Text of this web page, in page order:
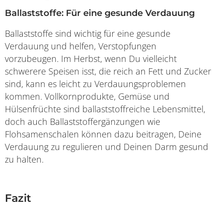
Ballaststoffe: Für eine gesunde Verdauung
Ballaststoffe sind wichtig für eine gesunde
Verdauung und helfen, Verstopfungen
vorzubeugen. Im Herbst, wenn Du vielleicht
schwerere Speisen isst, die reich an Fett und Zucker
sind, kann es leicht zu Verdauungsproblemen
kommen. Vollkornprodukte, Gemüse und
Hülsenfrüchte sind ballaststoffreiche Lebensmittel,
doch auch Ballaststoffergänzungen wie
Flohsamenschalen können dazu beitragen, Deine
Verdauung zu regulieren und Deinen Darm gesund
zu halten.
Fazit